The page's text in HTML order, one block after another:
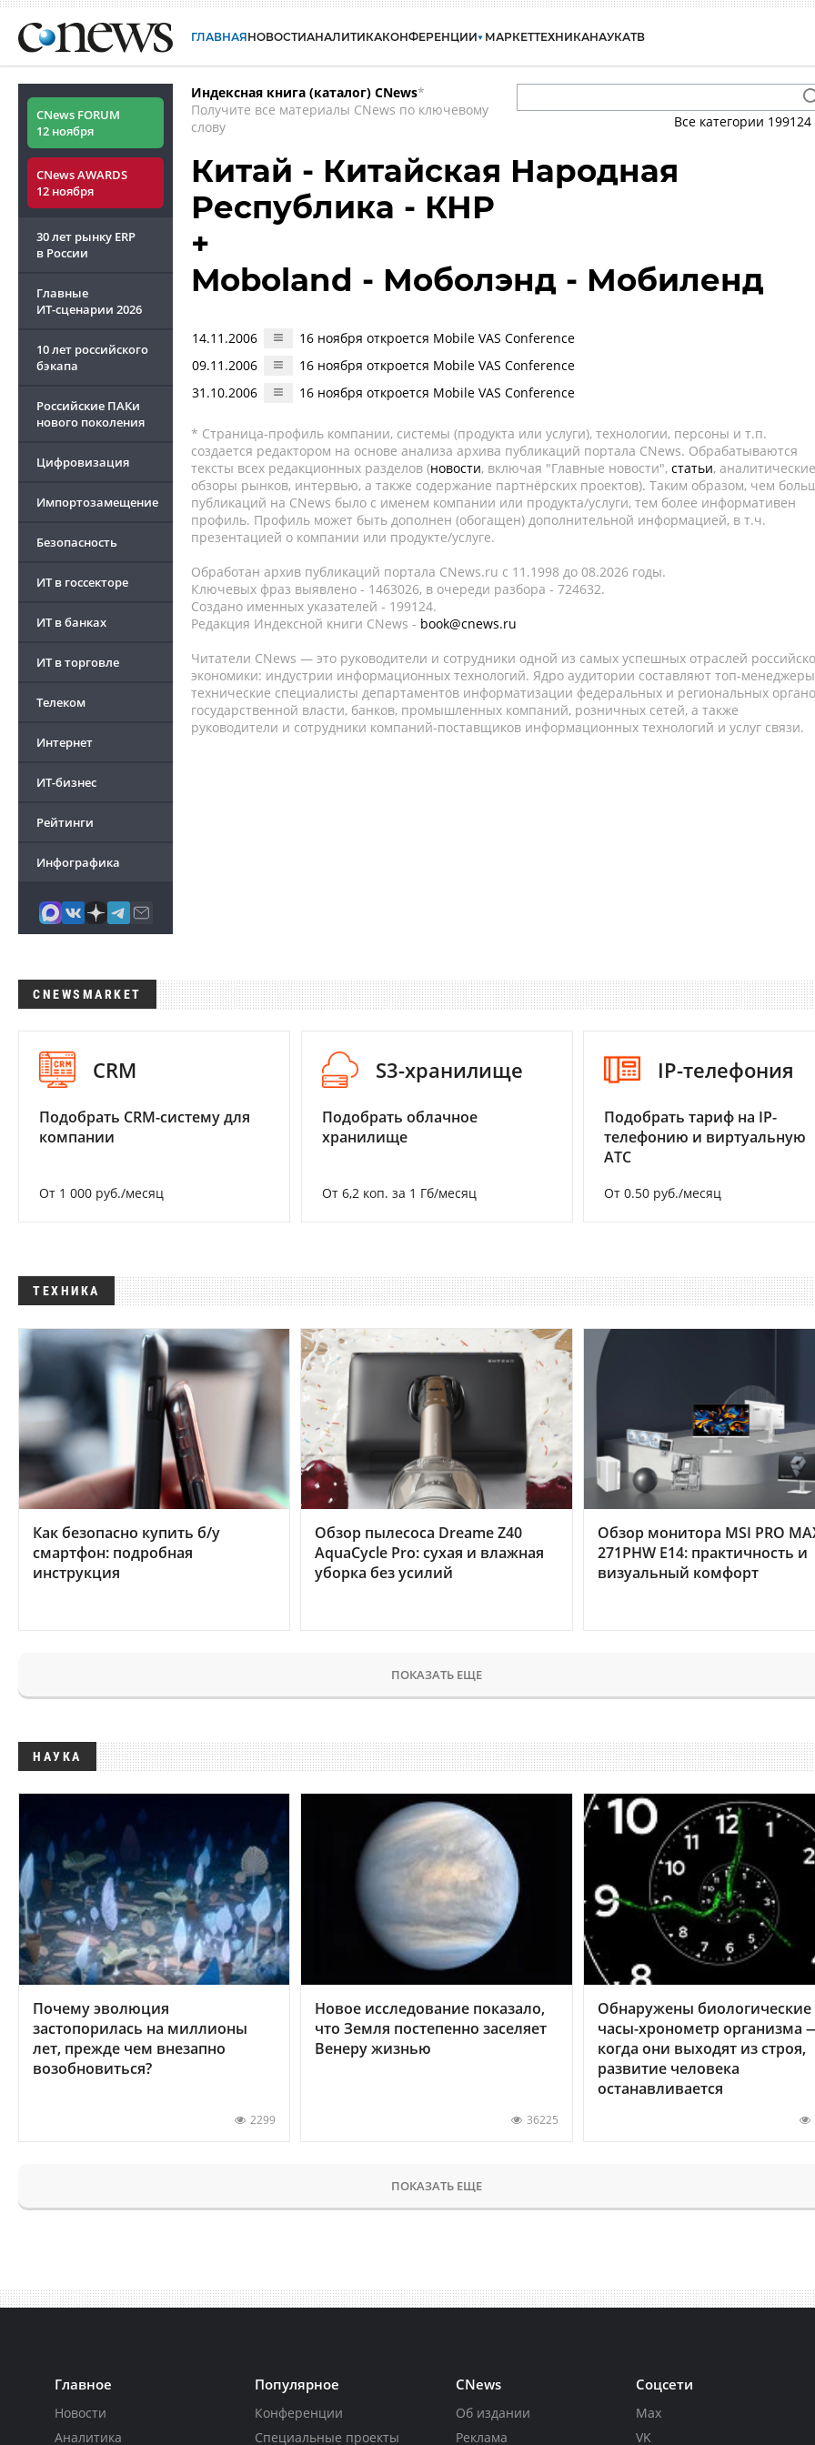
ГЛАВНАЯНОВОСТИАНАЛИТИКАКОНФЕРЕНЦИИ МАРКЕТТЕХНИКАНАУКАТВ
CNews FORUM
12 ноября
CNews AWARDS
12 ноября
30 лет рынку ERP
в России
Главные
ИТ-сценарии 2026
10 лет российского
бэкапа
Российские ПАКи
нового поколения
Цифровизация
Импортозамещение
Безопасность
ИТ в госсекторе
ИТ в банках
ИТ в торговле
Телеком
Интернет
ИТ-бизнес
Рейтинги
Инфографика
Индексная книга (каталог) CNews*
Получите все материалы CNews по ключевому
слову
Все категории 199124
Китай - Китайская Народная
Республика - КНР
+
Moboland - Моболэнд - Мобиленд
14.11.2006
16 ноября откроется Mobile VAS Conference
09.11.2006
16 ноября откроется Mobile VAS Conference
31.10.2006
16 ноября откроется Mobile VAS Conference
* Страница-профиль компании, системы (продукта или услуги), технологии, персоны и т.п.
создается редактором на основе анализа архива публикаций портала CNews. Обрабатываются
тексты всех редакционных разделов (новости, включая "Главные новости", статьи, аналитические
обзоры рынков, интервью, а также содержание партнёрских проектов). Таким образом, чем
публикаций на CNews было с именем компании или продукта/услуги, тем более информативен
профиль. Профиль может быть дополнен (обогащен) дополнительной информацией, в т.ч.
презентацией о компании или продукте/услуге.
Обработан архив публикаций портала CNews.ru c 11.1998 до 08.2026 годы.
Ключевых фраз выявлено - 1463026, в очереди разбора - 724632.
Создано именных указателей - 199124.
Редакция Индексной книги CNews - book@cnews.ru
Читатели CNews — это руководители и сотрудники одной из самых успешных отраслей
экономики: индустрии информационных технологий. Ядро аудитории составляют топ-
технические специалисты департаментов информатизации федеральных и региональных
государственной власти, банков, промышленных компаний, розничных сетей, а также
руководители и сотрудники компаний-поставщиков информационных технологий и услуг связи.
CNEWSMARKET
CRM
Подобрать CRM-систему для
компании
От 1 000 руб./месяц
S3-хранилище
Подобрать облачное
хранилище
От 6,2 коп. за 1 Гб/месяц
IP-телефония
Подобрать тариф на IP-
телефонию и виртуальную
АТС
От 0.50 руб./месяц
ТЕХНИКА
Как безопасно купить б/у
смартфон: подробная
инструкция
Обзор пылесоса Dreame Z40
AquaCycle Pro: сухая и влажная
уборка без усилий
Обзор монитора MSI PRO
271PHW E14: практичность и
визуальный комфорт
ПОКАЗАТЬ ЕЩЕ
НАУКА
Почему эволюция
застопорилась на миллионы
лет, прежде чем внезапно
возобновиться?
2299
Новое исследование показало,
что Земля постепенно заселяет
Венеру жизнью
36225
Обнаружены биологические
часы-хронометр организма
когда они выходят из строя,
развитие человека
останавливается
ПОКАЗАТЬ ЕЩЕ
Главное
Новости
Аналитика
Популярное
Конференции
Специальные проекты
CNews
Об издании
Реклама
Соцсети
Max
VK